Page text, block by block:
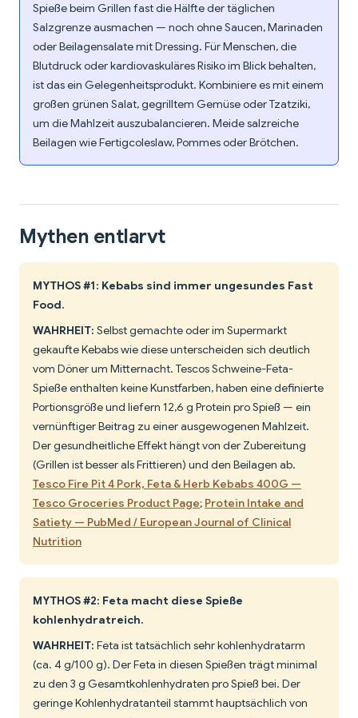
Spieße beim Grillen fast die Hälfte der täglichen
Salzgrenze ausmachen — noch ohne Saucen, Marinaden
oder Beilagensalate mit Dressing. Für Menschen, die
Blutdruck oder kardiovaskuläres Risiko im Blick behalten,
ist das ein Gelegenheitsprodukt. Kombiniere es mit einem
großen grünen Salat, gegrilltem Gemüse oder Tzatziki,
um die Mahlzeit auszubalancieren. Meide salzreiche
Beilagen wie Fertigcoleslaw, Pommes oder Brötchen.
Mythen entlarvt
MYTHOS #1: Kebabs sind immer ungesundes Fast
Food.
WAHRHEIT: Selbst gemachte oder im Supermarkt
gekaufte Kebabs wie diese unterscheiden sich deutlich
vom Döner um Mitternacht. Tescos Schweine-Feta-
Spieße enthalten keine Kunstfarben, haben eine definierte
Portionsgröße und liefern 12,6 g Protein pro Spieß — ein
vernünftiger Beitrag zu einer ausgewogenen Mahlzeit.
Der gesundheitliche Effekt hängt von der Zubereitung
(Grillen ist besser als Frittieren) und den Beilagen ab.
Tesco Fire Pit 4 Pork, Feta & Herb Kebabs 400G —
Tesco Groceries Product Page; Protein Intake and
Satiety — PubMed / European Journal of Clinical
Nutrition
MYTHOS #2: Feta macht diese Spieße
kohlenhydratreich.
WAHRHEIT: Feta ist tatsächlich sehr kohlenhydratarm
(ca. 4 g/100 g). Der Feta in diesen Spießen trägt minimal
zu den 3 g Gesamtkohlenhydraten pro Spieß bei. Der
geringe Kohlenhydratanteil stammt hauptsächlich von